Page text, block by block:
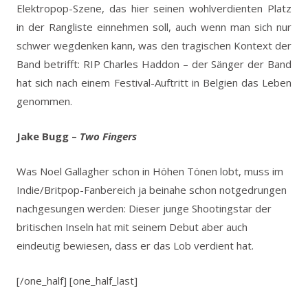
Elektropop-Szene, das hier seinen wohlverdienten Platz
in der Rangliste einnehmen soll, auch wenn man sich nur
schwer wegdenken kann, was den tragischen Kontext der
Band betrifft: RIP Charles Haddon – der Sänger der Band
hat sich nach einem Festival-Auftritt in Belgien das Leben
genommen.
Jake Bugg – Two Fingers
Was Noel Gallagher schon in Höhen Tönen lobt, muss im
Indie/Britpop-Fanbereich ja beinahe schon notgedrungen
nachgesungen werden: Dieser junge Shootingstar der
britischen Inseln hat mit seinem Debut aber auch
eindeutig bewiesen, dass er das Lob verdient hat.
[/one_half] [one_half_last]